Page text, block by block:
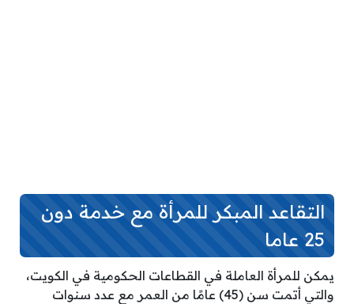
التقاعد المبكر للمرأة مع خدمة دون
25 عاما
يمكن للمرأة العاملة في القطاعات الحكومية في الكويت،
والتي أتمت سن (45) عامًا من العمر مع عدد سنوات